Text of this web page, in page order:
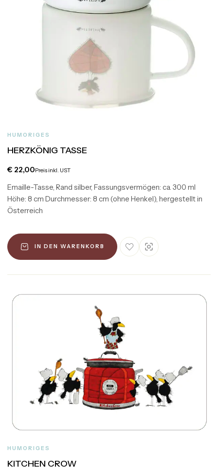
HUMORIGES
HERZKÖNIG TASSE
€ 22,00Preis inkl. UST
Emaille-Tasse, Rand silber, Fassungsvermögen: ca. 300 ml
Höhe: 8 cm Durchmesser: 8 cm (ohne Henkel), hergestellt in
Österreich
IN DEN WARENKORB
HUMORIGES
KITCHEN CROW